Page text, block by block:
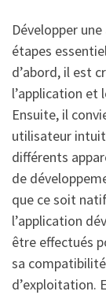
Développer
étapes
d’abord, il est
l’application et
Ensuite, il
utilisateur
différents
de
que ce soit
l’application
être effectués
sa
d’exploitation.